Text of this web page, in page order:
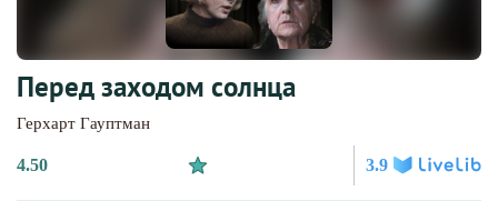
Перед заходом солнца
Герхарт Гауптман
4.50 3.9